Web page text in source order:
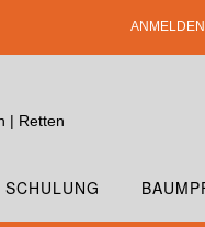
SCHULUNG